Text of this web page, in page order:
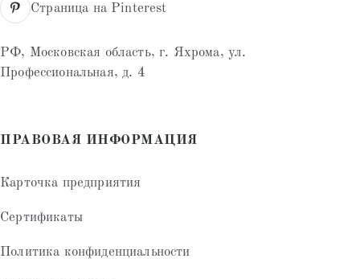
Страница на Pinterest
РФ, Московская область, г. Яхрома, ул.
Профессиональная, д. 4
ПРАВОВАЯ ИНФОРМАЦИЯ
Карточка предприятия
Сертификаты
Политика конфиденциальности